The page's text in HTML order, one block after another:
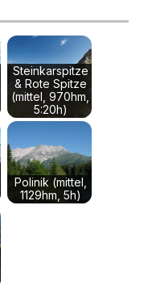
Steinkarspitze
& Rote Spitze
(mittel, 970hm,
5:20h)
Polinik (mittel,
1129hm, 5h)